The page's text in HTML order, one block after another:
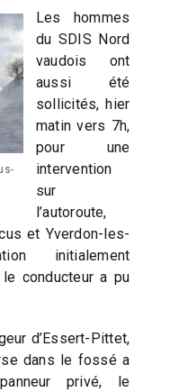
Les hommes
du SDIS Nord
vaudois ont
aussi été
sollicités, hier
matin vers 7h,
pour une
intervention
sur
l’autoroute,
et Yverdon-les-
initialement
conducteur a pu
d’Essert-Pittet,
dans le fossé a
privé, le